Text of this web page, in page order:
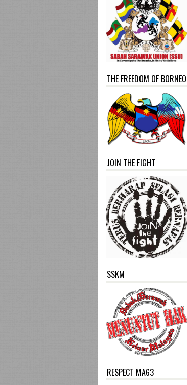
THE FREEDOM OF BORNEO
JOIN THE FIGHT
SSKM
RESPECT MA63